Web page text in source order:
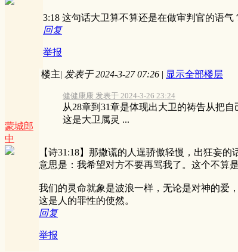
3:18 这句话大卫算不算还是在做审判官的语气
回复
举报
蒙城郎
中
楼主| 发表于 2024-3-27 07:26 | 显示全部楼层
健健康康 发表于 2024-3-26 23:24
从28章到31章是体现出大卫的祷告从把
这是大卫属灵 ...
【诗31:18】那撒谎的人逞骄傲轻慢，出狂妄的
意思是：我希望对方不要再骂我了。这个不算
我们的灵命就象是波浪一样，无论是对神的爱
这是人的罪性的使然。
回复
举报